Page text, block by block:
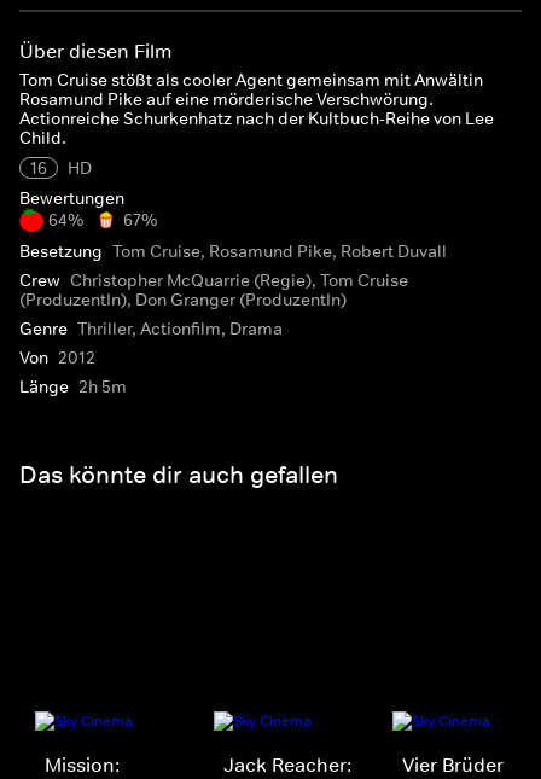
Über diesen Film
Tom Cruise stößt als cooler Agent gemeinsam mit Anwältin
Rosamund Pike auf eine mörderische Verschwörung.
Actionreiche Schurkenhatz nach der Kultbuch-Reihe von Lee
Child.
16
HD
Bewertungen
64%
67%
Besetzung Tom Cruise, Rosamund Pike, Robert Duvall
Crew Christopher McQuarrie (Regie), Tom Cruise
(ProduzentIn), Don Granger (ProduzentIn)
Genre Thriller, Actionfilm, Drama
Von 2012
Länge 2h 5m
Das könnte dir auch gefallen
Mission:
Jack Reacher:
Vier Brüder